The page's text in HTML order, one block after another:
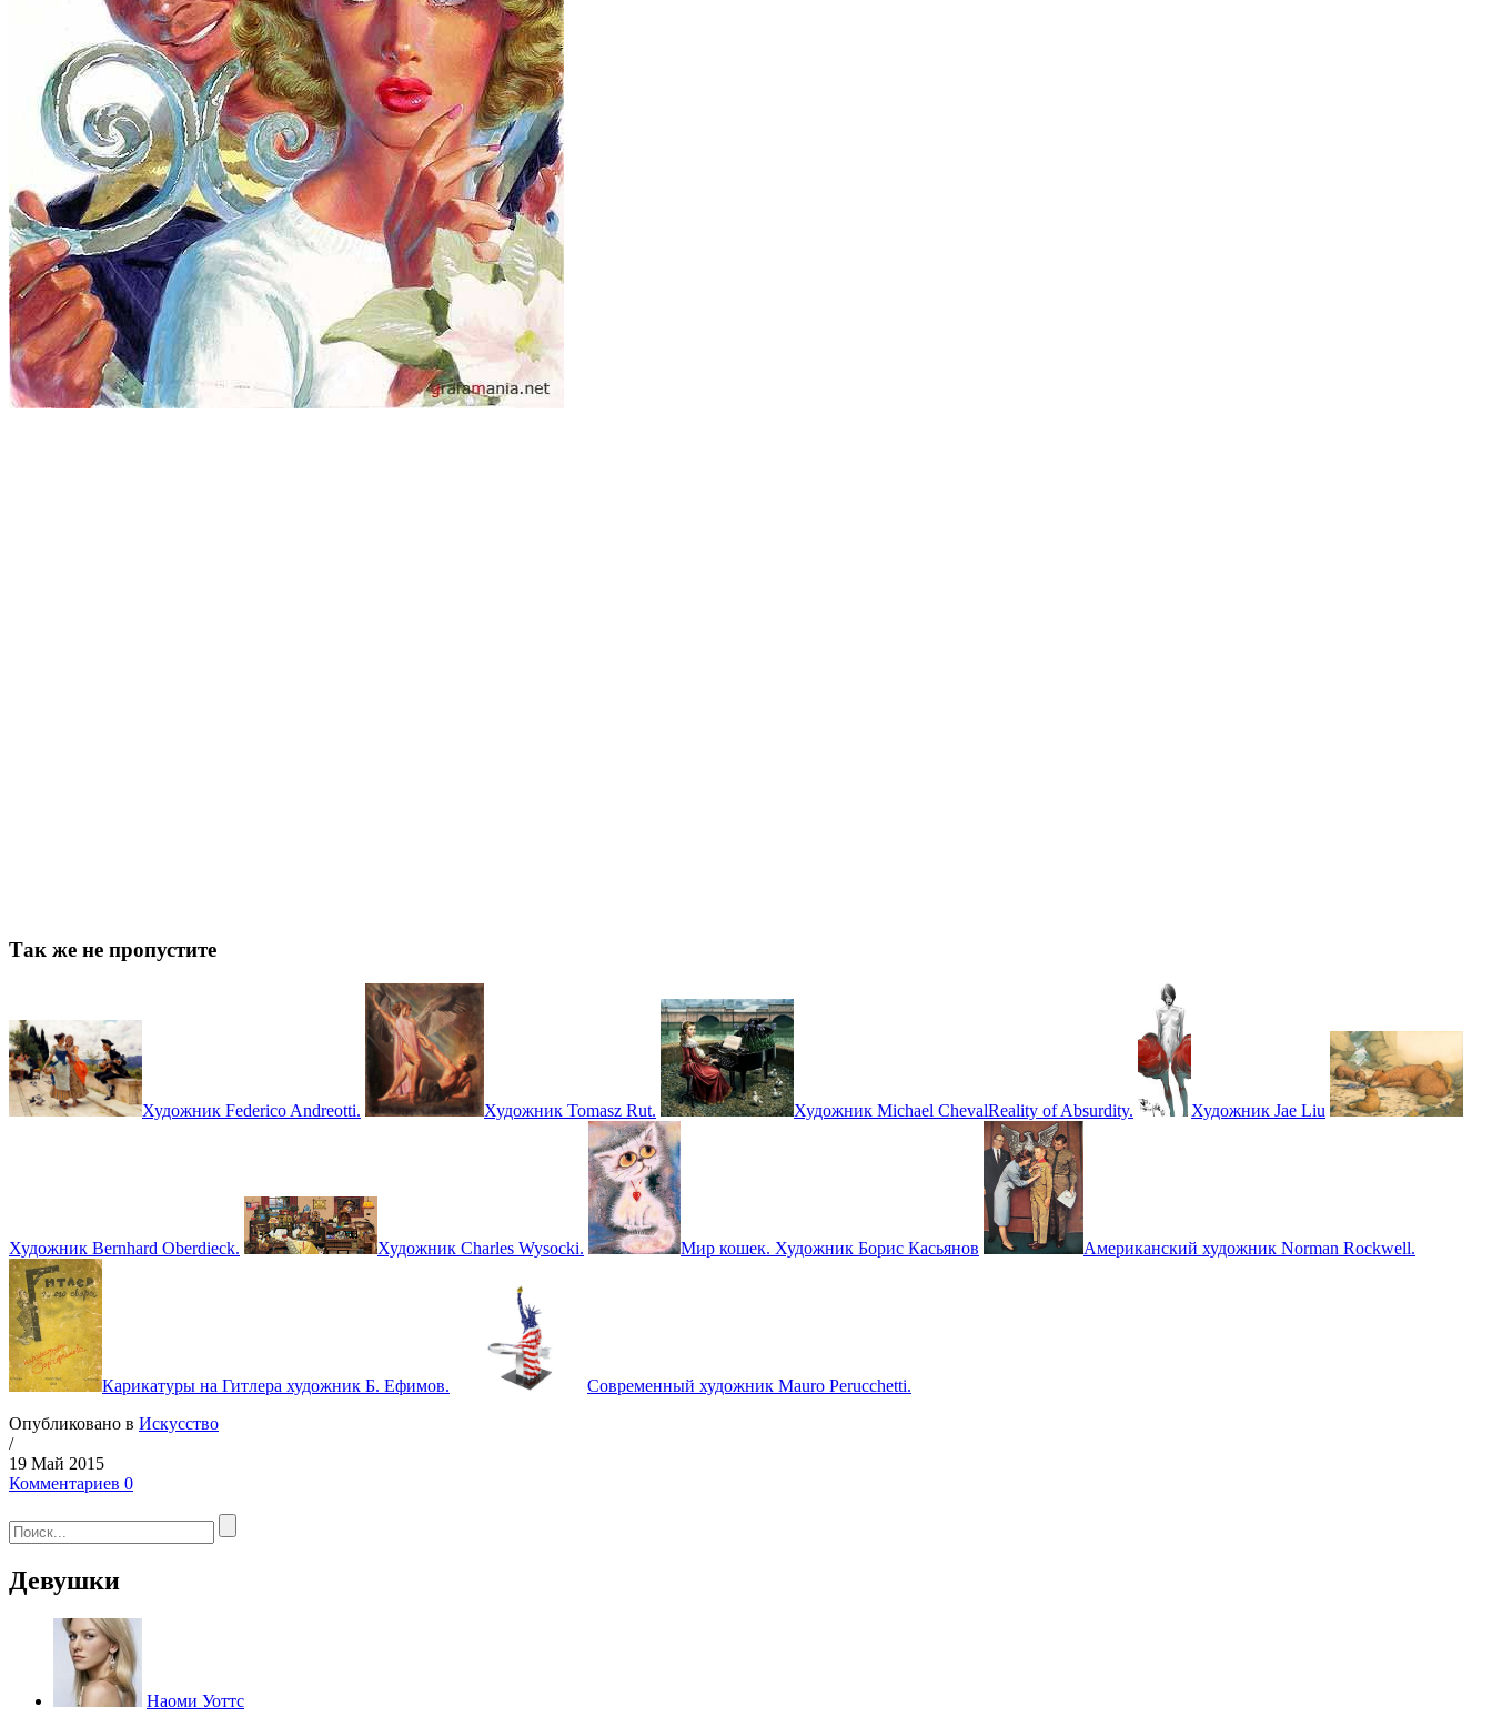
Так же не пропустите
Художник Federico Andreotti. Художник Tomasz Rut. Художник Michael ChevalReality of Absurdity. Художник Jae Liu
Художник Bernhard Oberdieck. Художник Charles Wysocki. Мир кошек. Художник Борис Касьянов Американский художник Norman Rockwell.
Карикатуры на Гитлера художник Б. Ефимов.
Современный художник Mauro Perucchetti.
Опубликовано в Искусство
/
19 Май 2015
Комментариев 0
Девушки
Наоми Уоттс